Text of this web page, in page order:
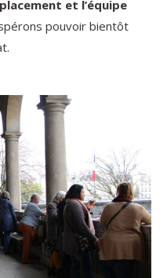
et l’équipe
pouvoir bientôt